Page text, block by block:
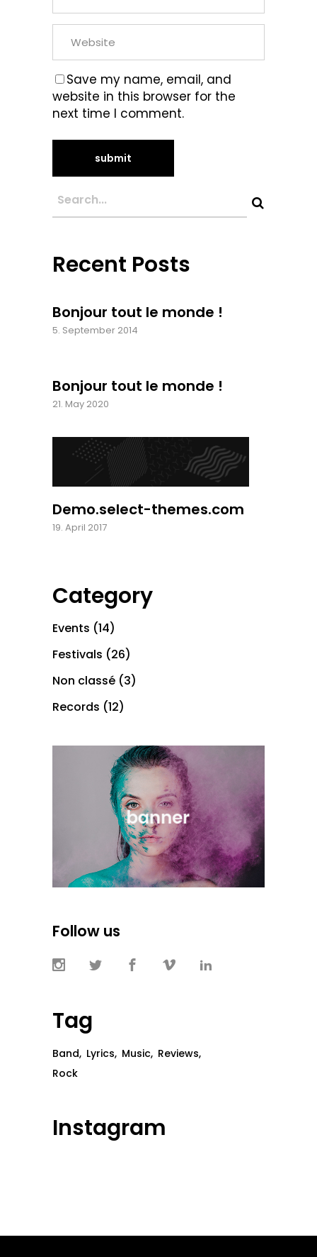
Save my name, email, and
website in this browser for the
next time I comment.
Recent Posts
Bonjour tout le monde !
5. September 2014
Bonjour tout le monde !
21. May 2020
Demo.select-themes.com
19. April 2017
Category
Events (14)
Festivals (26)
Non classé (3)
Records (12)
Follow us
Tag
Band Lyrics Music Reviews
Rock
Instagram